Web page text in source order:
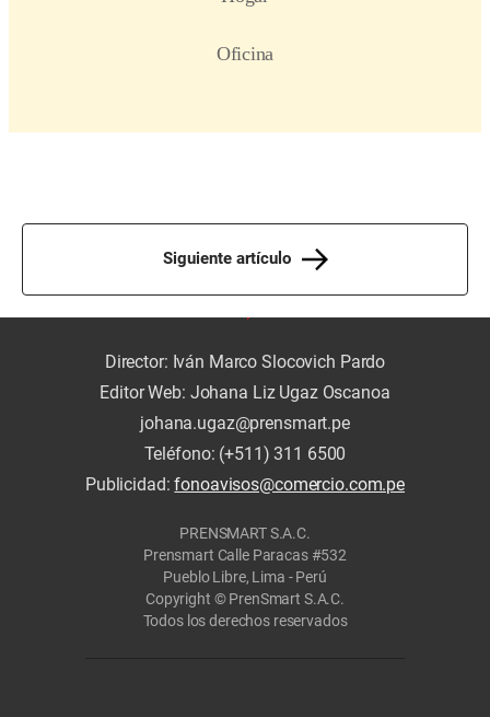
Siguiente artículo
Director: Iván Marco Slocovich Pardo
Editor Web: Johana Liz Ugaz Oscanoa
johana.ugaz@prensmart.pe
Teléfono: (+511) 311 6500
Publicidad:fonoavisos@comercio.com.pe
PRENSMART S.A.C.
Prensmart Calle Paracas #532
Pueblo Libre, Lima - Perú
Copyright © PrenSmart S.A.C.
Todos los derechos reservados